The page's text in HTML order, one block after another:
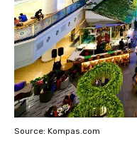
Source: Kompas.com